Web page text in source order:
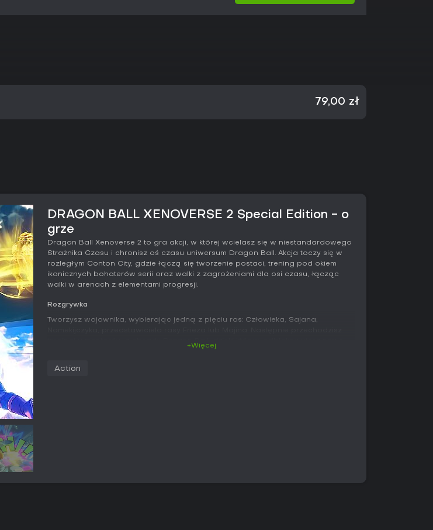
79,00 zł
DRAGON BALL XENOVERSE 2 Special Edition - o
grze
Dragon Ball Xenoverse 2 to gra akcji, w której wcielasz się w niestandardowego
Strażnika Czasu i chronisz oś czasu uniwersum Dragon Ball. Akcja toczy się w
rozległym Conton City, gdzie łączą się tworzenie postaci, trening pod okiem
ikonicznych bohaterów serii oraz walki z zagrożeniami dla osi czasu, łącząc
walki w arenach z elementami progresji.
Rozgrywka
Tworzysz wojownika, wybierając jedną z pięciu ras: Człowieka, Sajana,
techniki i umiejętności. Walki odbywają się na trójwymiarowych arenach, gdzie
ataków super i ultimate. Podstawowe uderzenia łączysz w kombo, a rozwój
+Więcej
Action